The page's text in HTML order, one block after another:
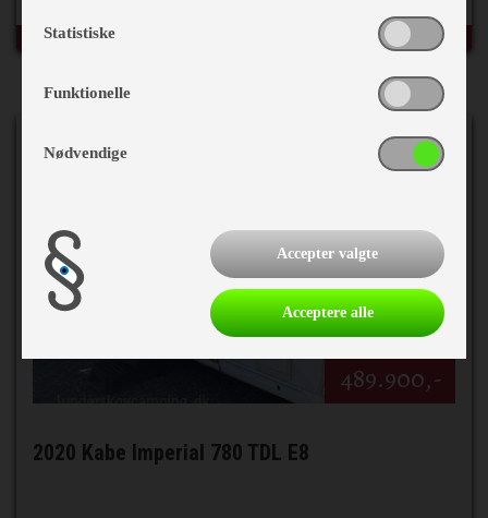
489.900,-
2020 Kabe Imperial 780 TDL E8
Statistiske
Funktionelle
Nødvendige
Accepter valgte
Acceptere alle